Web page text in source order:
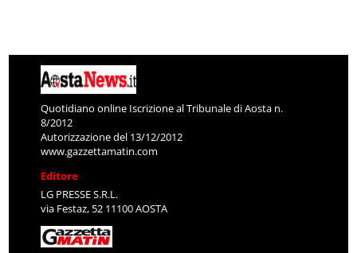
Quotidiano online Iscrizione al Tribunale di Aosta n.
8/2012
Autorizzazione del 13/12/2012
www.gazzettamatin.com
Editore
LG PRESSE S.R.L.
via Festaz, 52 11100 AOSTA